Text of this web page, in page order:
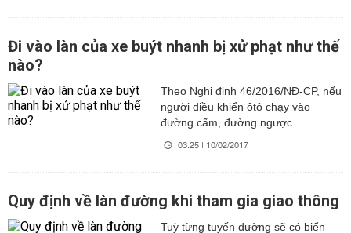
Đi vào làn của xe buýt nhanh bị xử phạt như thế
nào?
Theo Nghị định 46/2016/NĐ-CP, nếu
người điều khiển ôtô chạy vào
đường cấm, đường ngược...
03:25 | 10/02/2017
Quy định về làn đường khi tham gia giao thông
Tuỳ từng tuyến đường sẽ có biển